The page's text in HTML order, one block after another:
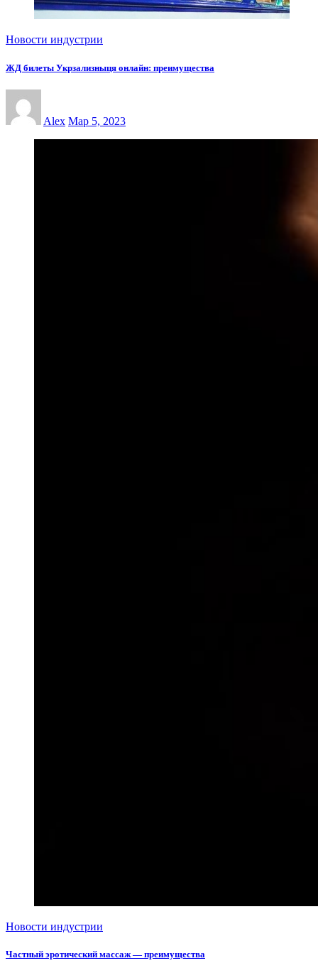
Новости индустрии
ЖД билеты Укрзализныця онлайн: преимущества
Alex Мар 5, 2023
Новости индустрии
Частный эротический массаж — преимущества